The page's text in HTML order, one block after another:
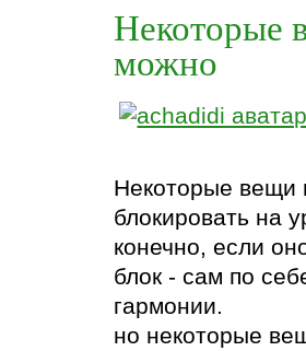
Некоторые
можно
Некоторые вещи
блокировать на
конечно, если
блок - сам по
гармонии.
но некоторые